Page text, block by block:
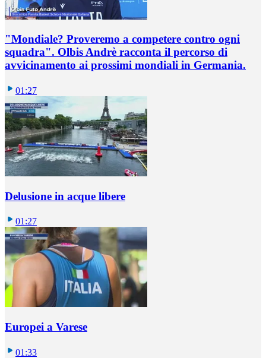
"Mondiale? Proveremo a competere contro ogni
squadra". Olbis Andrè racconta il percorso di
avvicinamento ai prossimi mondiali in Germania.
01:27
Delusione in acque libere
01:27
Europei a Varese
01:33